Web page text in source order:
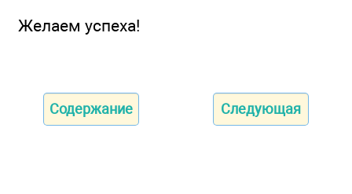
Желаем ycпexa!
Содержание Следующая